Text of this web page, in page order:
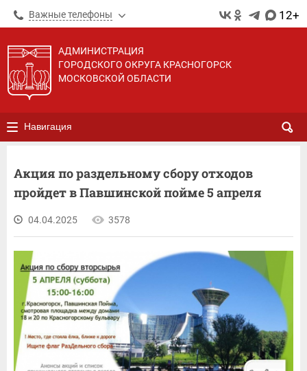
Важные телефоны 12+
АДМИНИСТРАЦИЯ
ГОРОДСКОГО ОКРУГА КРАСНОГОРСК
МОСКОВСКОЙ ОБЛАСТИ
Навигация
Акция по раздельному сбору отходов
пройдет в Павшинской пойме 5 апреля
04.04.2025 3578